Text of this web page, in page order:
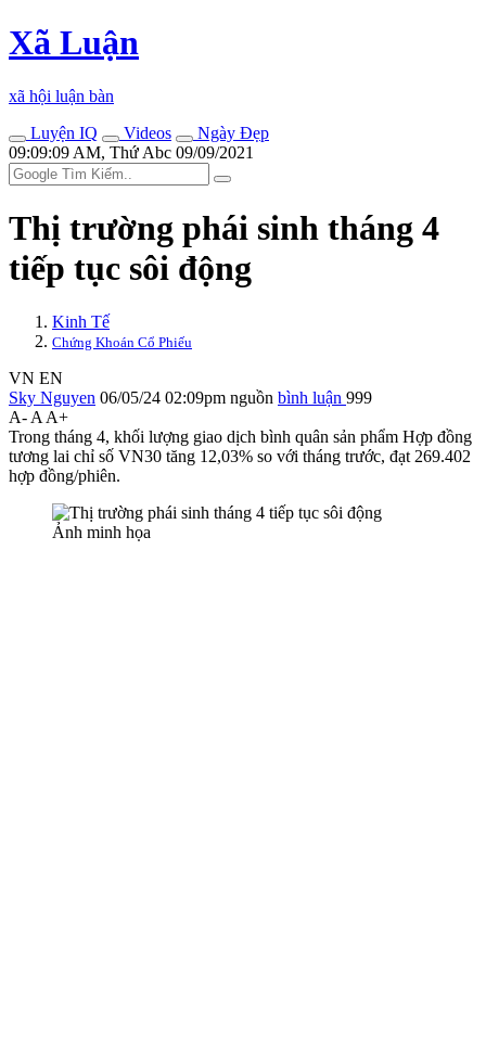
Xã Luận
xã hội luận bàn
Luyện IQ
Videos
Ngày Đẹp
09:09:09 AM, Thứ Abc 09/09/2021
Thị trường phái sinh tháng 4
tiếp tục sôi động
Kinh Tế
Chứng Khoán Cổ Phiếu
VN EN
Sky Nguyen 06/05/24 02:09pm nguồn bình luận 999
A- A A+
Trong tháng 4, khối lượng giao dịch bình quân sản phẩm Hợp đồng
tương lai chỉ số VN30 tăng 12,03% so với tháng trước, đạt 269.402
hợp đồng/phiên.
Ảnh minh họa